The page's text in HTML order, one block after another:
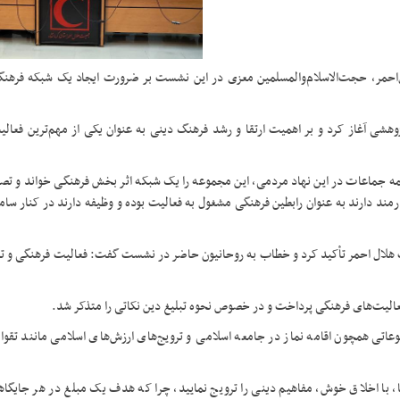
حجت‌الاسلام‌والمسلمین معزی در این نشست بر ضرورت ایجاد یک شبکه
آغاز کرد و بر اهمیت ارتقا و رشد فرهنگ دینی به عنوان یکی از مهم‌ترین
جماعات در این نهاد مردمی، این مجموعه را یک شبکه اثر بخش فرهنگی خواند و
مختلف کشور، حدود ۳۵۰ روحانی در شعبی که بیش از ۵ کارمند دارند به عنوان رابطین فرهنگی مشغول به فعالیت بوده و وظیفه دارند در
احمر تأکید کرد و خطاب به روحانیون حاضر در نشست گفت: فعالیت فرهنگی و
فرهنگی پرداخت و در خصوص نحوه تبلیغ دین نکاتی را متذکر شد.
همچون اقامه نماز در جامعه اسلامی و ترویج‌های ارزش‌های اسلامی مانند
با اخلاق خوش، مفاهیم دینی را ترویج نمایید، چرا که هدف یک مبلغ در هر